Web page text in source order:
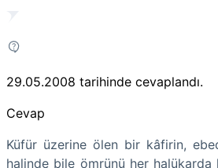
29.05.2008 tarihinde cevaplandı.
Cevap
Küfür üzerine ölen bir kâfirin,
halinde bile ömrünü her